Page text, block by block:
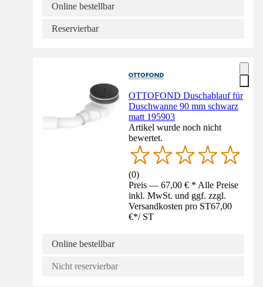
Online bestellbar
Reservierbar
OTTOFOND Duschablauf für
Duschwanne 90 mm schwarz
matt 195903
Artikel wurde noch nicht
bewertet.
(0)
Preis — 67,00 € * Alle Preise
inkl. MwSt. und ggf. zzgl.
Versandkosten pro ST67,00
€*/ ST
Online bestellbar
Nicht reservierbar